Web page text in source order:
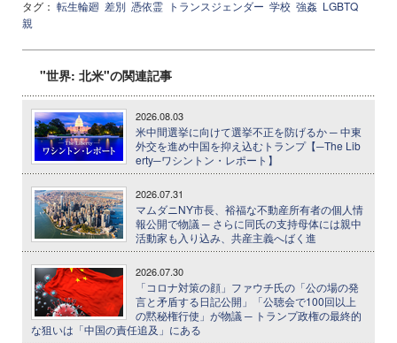
タグ： 転生輪廻 差別 憑依霊 トランスジェンダー 学校 強姦 LGBTQ
親
"世界: 北米"の関連記事
2026.08.03
米中間選挙に向けて選挙不正を防げるか ─ 中東
外交を進め中国を抑え込むトランプ【─The Lib
erty─ワシントン・レポート】
2026.07.31
マムダニNY市長、裕福な不動産所有者の個人情
報公開で物議 ─ さらに同氏の支持母体には親中
活動家も入り込み、共産主義へばく進
2026.07.30
「コロナ対策の顔」ファウチ氏の「公の場の発
言と矛盾する日記公開」「公聴会で100回以上
の黙秘権行使」が物議 ─ トランプ政権の最終的
な狙いは「中国の責任追及」にある